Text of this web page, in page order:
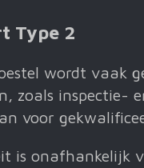
Type 2
wordt vaak
zoals inspectie-
voor
is onafhankelijk